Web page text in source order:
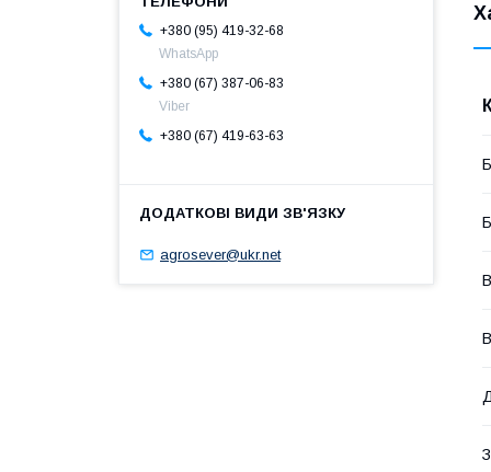
+380 (95) 419-32-68
WhatsApp
+380 (67) 387-06-83
Viber
+380 (67) 419-63-63
agrosever@ukr.net